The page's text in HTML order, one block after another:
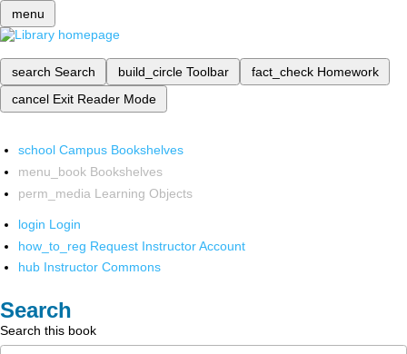
menu
search Search build_circle Toolbar fact_check Homework
cancel Exit Reader Mode
school Campus Bookshelves
menu_book Bookshelves
perm_media Learning Objects
login Login
how_to_reg Request Instructor Account
hub Instructor Commons
Search
Search this book